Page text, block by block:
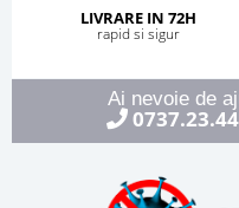
LIVRARE IN 72H
rapid si sigur
Ai nevoie de